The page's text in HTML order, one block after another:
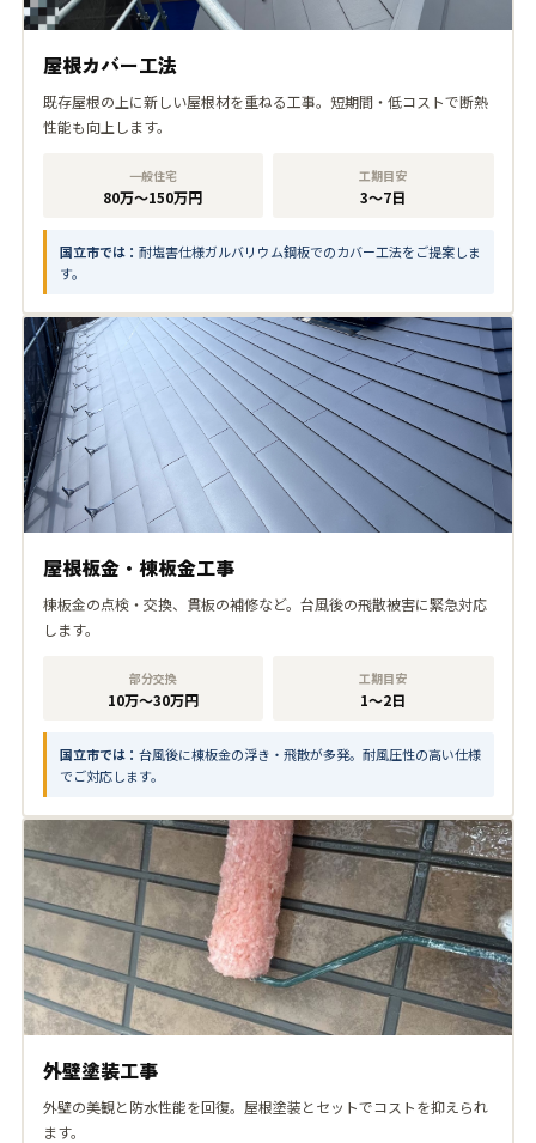
屋根カバー工法
既存屋根の上に新しい屋根材を重ねる工事。短期間・低コストで断熱
性能も向上します。
一般住宅
80万〜150万円
工期目安
3〜7日
国立市では： 耐塩害仕様ガルバリウム鋼板でのカバー工法をご提案しま
す。
屋根板金・棟板金工事
棟板金の点検・交換、貫板の補修など。台風後の飛散被害に緊急対応
します。
部分交換
10万〜30万円
工期目安
1〜2日
国立市では： 台風後に棟板金の浮き・飛散が多発。耐風圧性の高い仕様
でご対応します。
外壁塗装工事
外壁の美観と防水性能を回復。屋根塗装とセットでコストを抑えられ
ます。